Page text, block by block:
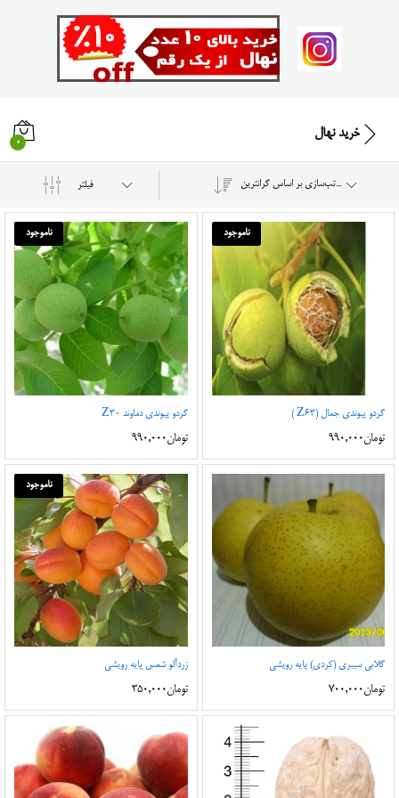
خرید نهال
0
فیلتر مرتب‌سازی بر اساس گرانترین
ناموجود
گردو پیوندی جمال (Z63 )
تومان990,000
ناموجود
گردو پیوندی دماوند Z30
تومان990,000
گلابی سیبری (کردی) پایه رویشی
تومان700,000
ناموجود
زردآلو شمس پایه رویشی
تومان350,000